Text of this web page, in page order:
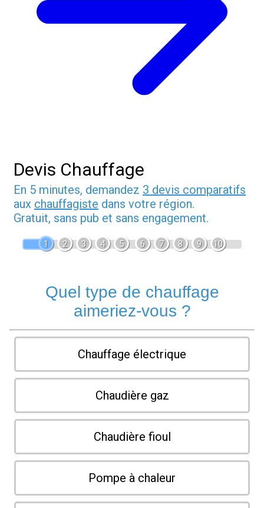
Devis Chauffage
En 5 minutes, demandez 3 devis comparatifs
aux chauffagiste dans votre région.
Gratuit, sans pub et sans engagement.
1 2 3 4 5 6 7 8 9 10
Quel type de chauffage
aimeriez-vous ?
Chauffage électrique
Chaudière gaz
Chaudière fioul
Pompe à chaleur